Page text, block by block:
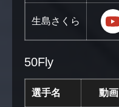
生島さくら
50Fly
選手名 動画